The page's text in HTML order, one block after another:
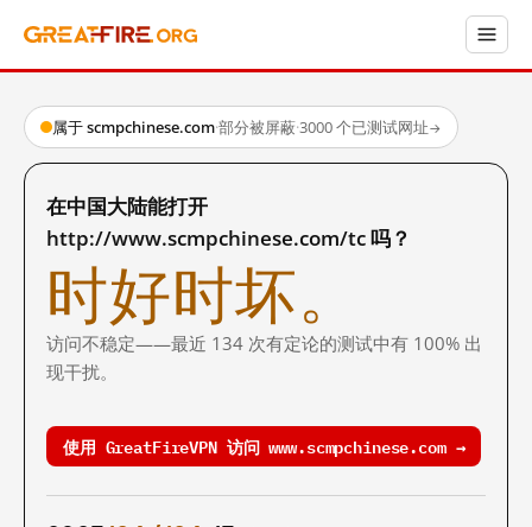
属于 scmpchinese.com·部分被屏蔽·3000 个已测试网址→
在中国大陆能打开
http://www.scmpchinese.com/tc 吗？
时好时坏。
访问不稳定——最近 134 次有定论的测试中有 100% 出
现干扰。
使用 GreatFireVPN 访问 www.scmpchinese.com →